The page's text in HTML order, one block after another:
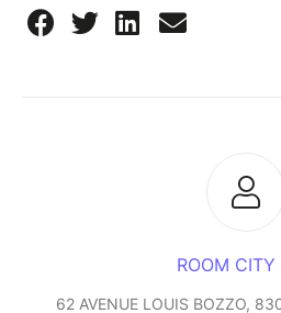
ROOM CITY
62 AVENUE LOUIS BOZZO,